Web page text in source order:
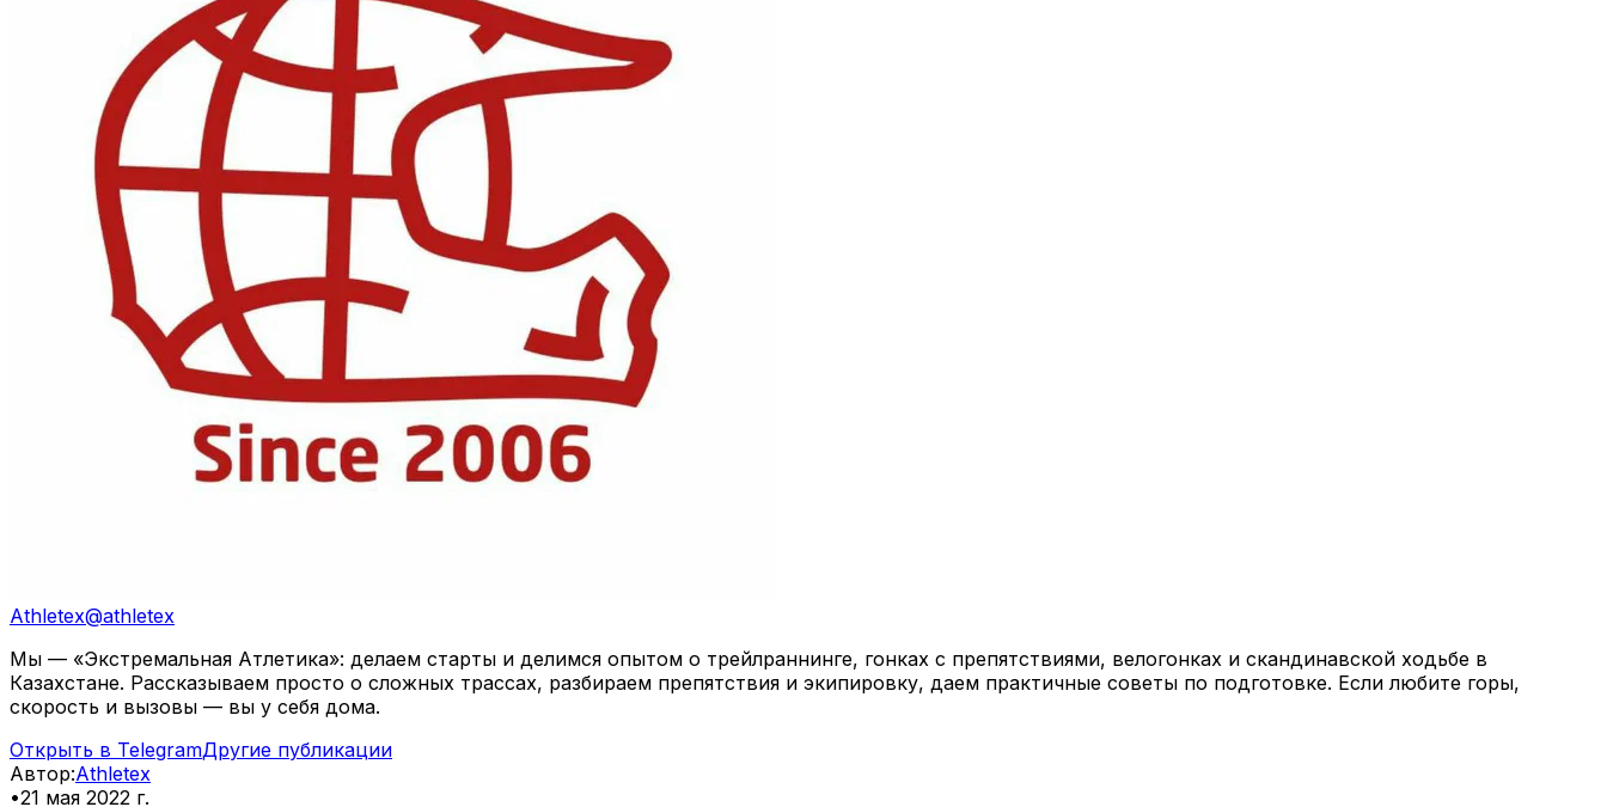
Athletex@athletex
Мы — «Экстремальная Атлетика»: делаем старты и делимся опытом о трейлраннинге, гонках с препятствиями, велогонках и скандинавской ходьбе в
Казахстане. Рассказываем просто о сложных трассах, разбираем препятствия и экипировку, даем практичные советы по подготовке. Если любите горы,
скорость и вызовы — вы у себя дома.
Открыть в TelegramДругие публикации
Автор:Athletex
•21 мая 2022 г.